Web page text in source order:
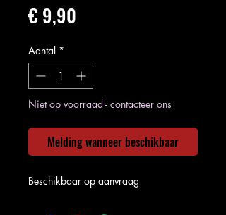
€ 9,90
Aantal *
Niet op voorraad - contacteer ons
Melding wanneer beschikbaar
Beschikbaar op aanvraag